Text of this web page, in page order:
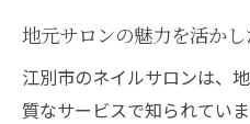
地元サロンの魅力を活か
江別市のネイルサロンは、
質なサービスで知られてい